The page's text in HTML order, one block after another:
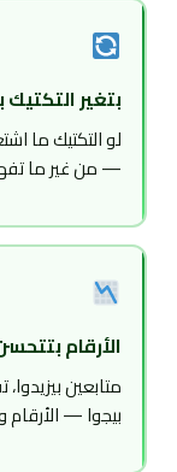
بتغير
لو التكتيك ما
— من غير ما
الأرقام
متابعين
بيجوا — الأرقام